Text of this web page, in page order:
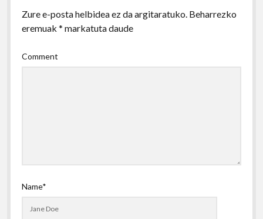
Zure e-posta helbidea ez da argitaratuko. Beharrezko
eremuak * markatuta daude
Comment
Name*